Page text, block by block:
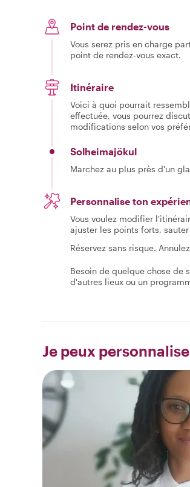
Point de rendez-vous
Vous serez pris en charge
point de rendez-vous exact.
Itinéraire
Voici à quoi pourrait
effectuée, vous pourrez
modifications selon vos
Solheimajökul
Marchez au plus près d'un
Personnalise ton
Vous voulez modifier
ajuster les points forts,
Réservez sans risque.
Besoin de quelque chose de
d'autres lieux ou un
Je peux